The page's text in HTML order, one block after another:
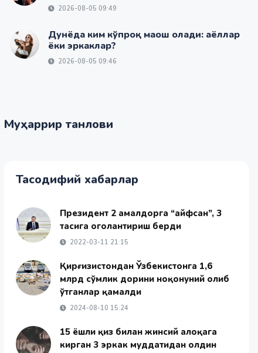
2026-08-05 09:49
Дунёда ким кўпроқ маош олади: аёллар
ёки эркаклар?
2026-08-05 09:46
Муҳаррир танлови
Тасодифий хабарлар
Президент 2 амалдорга “ҳайфсан”, 3
тасига огоҳлантириш берди
2022-03-11 21:15
Қирғизистондан Ўзбекистонга 1,6
млрд сўмлик дорини ноқонуний олиб
ўтганлар қамалди
2024-08-10 15:24
15 ёшли қиз билан жинсий алоқага
кирган 3 эркак муддатидан олдин